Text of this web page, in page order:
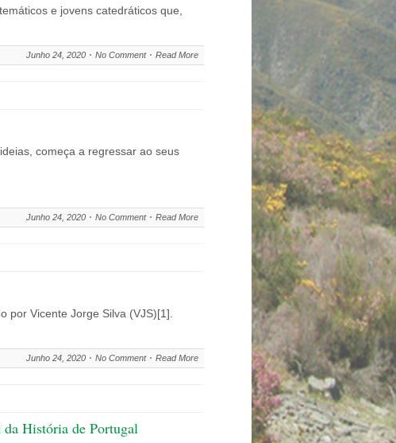
e jovens catedráticos que,
Junho 24, 2020 No Comment Read More
começa a regressar ao seus
Junho 24, 2020 No Comment Read More
por Vicente Jorge Silva (VJS)[1].
Junho 24, 2020 No Comment Read More
da História de Portugal